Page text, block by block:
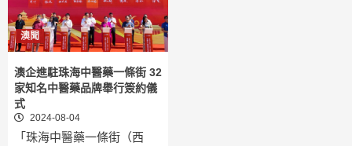
澳聞
澳企進駐珠海中醫藥一條街 32
家知名中醫藥品牌舉行簽約儀
式
2024-08-04
「珠海中醫藥一條街（西